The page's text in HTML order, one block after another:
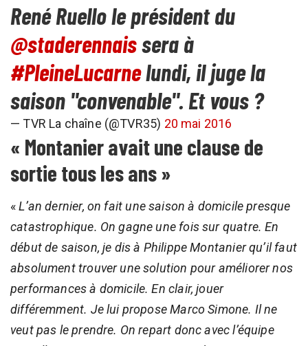
René Ruello le président du
@staderennaissera à
#PleineLucarnelundi, il juge la
saison "convenable". Et vous ?
— TVR La chaîne (@TVR35) 20 mai 2016
« Montanier avait une clause de
sortie tous les ans »
«L’an dernier, on fait une saison à domicile presque
catastrophique. On gagne une fois sur quatre. En
début de saison, je dis à Philippe Montanier qu’il faut
absolument trouver une solution pour améliorer nos
performances à domicile. En clair, jouer
différemment. Je lui propose Marco Simone. Il ne
veut pas le prendre. On repart donc avec l’équipe